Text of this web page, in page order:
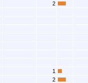
2
1
2